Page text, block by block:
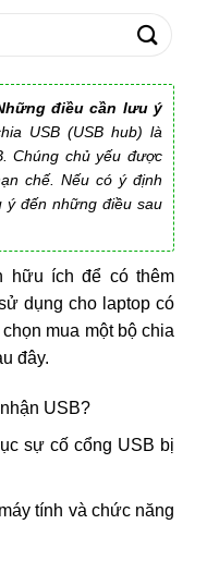
điều cần lưu ý
USB (USB hub) là
Chúng chủ yếu được
chế. Nếu có ý định
ý đến những điều sau
hữu ích để có thêm
dụng cho laptop có
mua một bộ chia
đây.
USB?
sự cố cổng USB bị
tính và chức năng